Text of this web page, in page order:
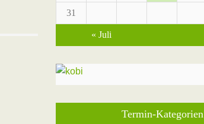
31
« Juli
Termin-Kategorien